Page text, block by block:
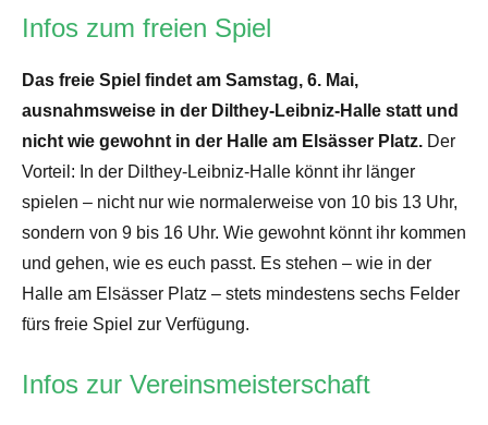
Infos zum freien Spiel
Das freie Spiel findet am Samstag, 6. Mai,
ausnahmsweise in der Dilthey-Leibniz-Halle statt und
nicht wie gewohnt in der Halle am Elsässer Platz. Der
Vorteil: In der Dilthey-Leibniz-Halle könnt ihr länger
spielen – nicht nur wie normalerweise von 10 bis 13 Uhr,
sondern von 9 bis 16 Uhr. Wie gewohnt könnt ihr kommen
und gehen, wie es euch passt. Es stehen – wie in der
Halle am Elsässer Platz – stets mindestens sechs Felder
fürs freie Spiel zur Verfügung.
Infos zur Vereinsmeisterschaft